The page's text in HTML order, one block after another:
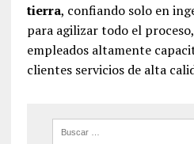
tierra, confiando solo en
para agilizar todo el
empleados altamente
clientes servicios de alta